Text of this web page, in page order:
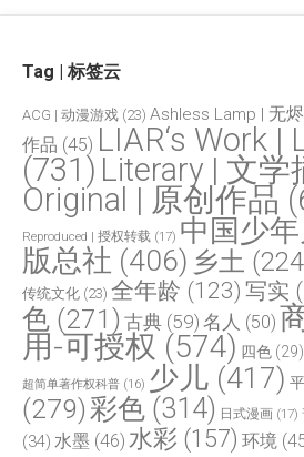
Tag | 标签云
ACG | 动漫游戏 (23) Ashless Lamp | 无
作品 (45) LIAR‘s Work |
(731) Literary | 文学
Original | 原创作品
Reproduced | 授权转载 (17) 中国少
版总社 (406) 乡土
传统文化 (23) 全年龄 (123) 写实
色 (271) 古典 (59) 名人 (50)
用-可授权 (574) 四色 (29)
超简单著作权科普 (16) 少儿 (417)
(279)彩色 (314) 日式漫画 (17)
(34) 水墨 (46) 水彩 (157) 环境